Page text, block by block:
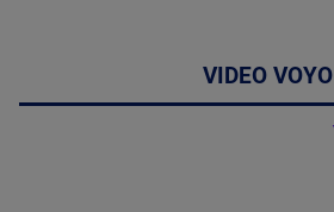
VIDEO VOYO